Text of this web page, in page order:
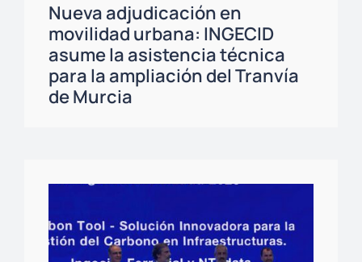
Nueva adjudicación en
movilidad urbana: INGECID
asume la asistencia técnica
para la ampliación del Tranvía
de Murcia